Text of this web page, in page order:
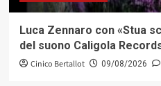
Luca Zennaro con «Stua
del suono Caligola
Cinico Bertallot 09/08/2026